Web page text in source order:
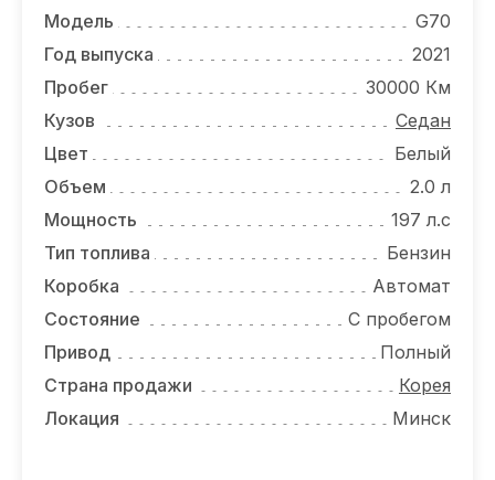
НОВОСТИ
ОТЗЫВЫ
ВАКАНСИИ
О КОМПАНИИ
КОНТАКТЫ
Модель
G70
Год выпуска
2021
Пробег
30000 Км
Кузов
Седан
Цвет
Белый
Объем
2.0 л
Мощность
197 л.с
Тип топлива
Бензин
Коробка
Автомат
Состояние
С пробегом
Привод
Полный
Страна продажи
Корея
Локация
Минск